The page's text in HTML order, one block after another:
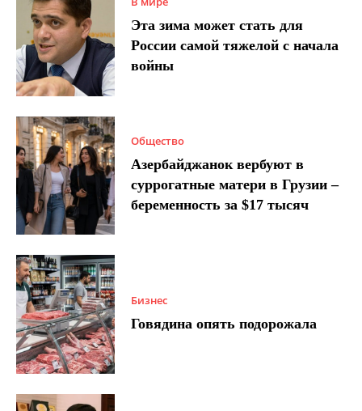
Эта зима может стать для
России самой тяжелой с начала
войны
Общество
Азербайджанок вербуют в
суррогатные матери в Грузии –
беременность за $17 тысяч
Бизнес
Говядина опять подорожала